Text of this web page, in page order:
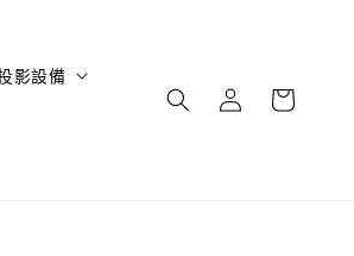
影設備